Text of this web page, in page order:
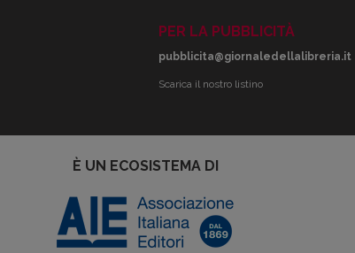
PER LA PUBBLICITÀ
pubblicita@giornaledellalibreria.it
Scarica il nostro listino
È UN ECOSISTEMA DI